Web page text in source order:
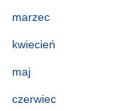
marzec
kwiecień
maj
czerwiec